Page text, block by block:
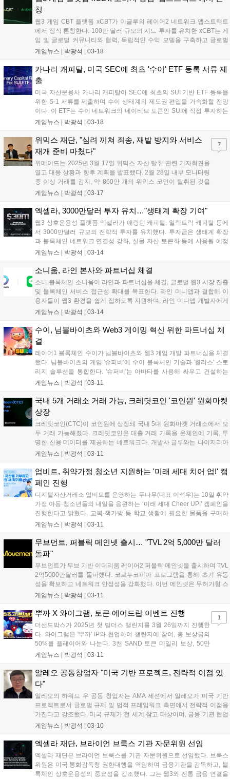
칭
웹3 게임 CBT 플랫폼 xCBT가 이글루의 레이어2 네트워크 앱스트랙트
에서 정식 론칭한다. 100만 달러 규모의 시드 투자를 유치한 xCBT는 게
임 및 글로벌 커뮤니티와 협력, 독립적인 수익 모델을 구축하고 글로벌
사전 마케팅을 강화할 계획이다. xCBT는 경쟁형 베타 테스트를 통해 개
을 제공한다....
게임뉴스 | 박광석 03-18
카나리 캐피탈, 미국 SEC에 최초 '수이' ETF 등록 서류 제
출
미국 자산운용사 카나리 캐피탈이 SEC에 최초의 SUI 기반 ETF 등록을
위한 S-1 서류를 제출하며 수이 생태계의 제도권 편입을 가속화할 전망
이다. 이 ETF는 수이 네트워크의 네이티브 토큰인 SUI에 직접 투자하는
최초의 공모형 금융상품이다. 최근 그레이스케일, 프랭클린템플턴 등 주
기관 수요가 증가하고 있다. 수이는 고속 처리, 확장성, 보안성을 강점으
로 내세우며, 최근 DEX 누적 거래량 700억 달러를 돌파했다....
게임뉴스 | 박광석 03-18
위믹스 재단, "심려 끼쳐 죄송, 재발 방지와 서비스
재개 준비 마쳤다"
위메이드는 2025년 3월 17일 위믹스 자산 탈취 관련 기자회견을
열고 대응 상황과 향후 계획을 발표했다. 2월 28일 내부 모니터링
중 이상 거래를 감지, 약 860만 개의 위믹스 코인이 탈취된 것을
확인했다. 위믹스 팀은 탈취된 자산을 재단 보유량으로 복구하고,
릿지 기능은 부분 재개되었으며, 3월 21일까지 전체 서비스 재개
를 목표로 하고 있다....
게임뉴스 | 박광석 03-17
7
엑셀라, 3000만달러 투자 유치…"생태계 확장 기여"
웹3 상호운용성 플랫폼 엑셀라가 애링턴 캐피털, 일렉트릭 캐피털 등에
서 3000만달러 규모의 전략적 투자를 유치했다. 투자금은 생태계 확장
과 블록체인 네트워크 연결성 강화, 실물 자산 토큰화 등에 사용될 예정
이다. 엑셀라는 자체 개발한 모비우스 개발 스택을 통해 블록체인 간 연
할 계획이다....
게임뉴스 | 박광석 03-14
소니움, 라인 본사와 파트너십 체결
소니 블록체인 소니움이 라인과 파트너십을 체결, 글로벌 웹3 시장 진출
및 블록체인 서비스 접근성 확대를 목표한다. 라인 미니앱과 결합해 이
용자들이 웹3 환경을 쉽게 접하도록 지원하며, 라인 미니앱 개발자에게
커뮤니티 구축, 마케팅, IP 협업 등을 지원할 예정이다. 소니움 생태계와
매치, 포켓 몹 등이 출시될 예정이다....
게임뉴스 | 박광석 03-14
수이, 님블바이츠와 Web3 게이밍 혁신 위한 파트너십 체
결
레이어1 블록체인 수이가 님블바이츠와 웹3 게임 개발 파트너십을 체결
했다. 님블바이츠의 게임 '슈퍼비'에 수이 블록체인 기술과 '월러스' 스토
리지 솔루션을 통합한다. '슈퍼비'는 아바타를 사용해 싸우고 건설하는
웹3 게임으로, 수이의 확장성과 zk로그인을 활용해 사용자 경험을 향상
한다....
게임뉴스 | 박광석 03-11
국내 5개 거래소 거래 가능, 크레딧코인 '코인원' 원화마켓
상장
크레딧코인(CTC)이 코인원에 상장돼 국내 5대 원화마켓 거래소에서 모
두 거래 가능해졌다. 크레딧코인은 대출 거래 기록을 온체인에 기록, 투
명한 신용 데이터를 제공하는 네트워크다. 개발사 글루와는 나이지리아
CBDC 사업에 참여 중이며, 스페이스코인, 수이, 월루스 등과 파트너십
신규 상장 기념 이벤트를 통해 총 2만7000 CTC를 지급한다....
게임뉴스 | 박광석 03-11
업비트, 취약가정 청소년 지원하는 '미래 세대 치어 업!' 캠
페인 진행
디지털자산거래소 업비트를 운영하는 두나무(대표 이석우)는 10일 취약
가정 아동·청소년들의 내일을 응원하는 ‘미래 세대 Cheer UP!’ 캠페인을
진행한다고 밝혔다. 교복·책가방 등 학교 생활에 필요한 물품을 구매하
지 못하고 어려움을 겪는 취약가정 아동·청소년들을 위한 디지털자산 기
오...
게임뉴스 | 박광석 03-11
무브먼트, 퍼블릭 메인넷 출시… "TVL 2억 5,000만 달러
돌파"
무브먼트가 무브 기반 이더리움 레이어2 퍼블릭 메인넷을 출시하며 TVL
2억5000만달러를 돌파했다. 코르누코피아 프로그램을 통해 초기 유동
성을 확보하고 네트워크 안정성을 강화했다. 이번 메인넷은 무허가형 스
마트 컨트랙트 배포, 사용자 온보딩, 이더리움 거래 속도 개선, 레이어제
후 일반 사용자 참여를 확대했다....
게임뉴스 | 박광석 03-11
뿌까 X 와이그램, 토큰 에어드랍 이벤트 진행
더샌드박스가 2025년 첫 빌더스 챌린지를 3월 26일까지 진행한
다. 와이그램은 '뿌까' IP와 협업하여 챌린지에 참여, 총 보상금의
50%를 플레이어와 나눈다. 3천 SAND 토큰 데일리 보상, 50만
PUCCA 토큰 플레이 인증 이벤트도 제공한다. '뿌까'와 '애코와 친
브 이벤트가 진행된다. 자세한 정보는 뿌까, 와이그램 X, 디스코드
에서 확인 가능하다....
게임뉴스 | 박광석 03-11
1
알레오 공동창업자 "미국 기반 프로젝트, 전략적 이점 있
다"
알레오의 하워드 우 공동 창업자는 AMA 세션에서 알레오가 미국 기반
프로젝트로서 글로벌 규제 및 법적 프레임워크 측면에서 전략적 이점을
가진다고 강조했다. 미국 규제가 전 세계 참고 대상이며, 금융 기관 협업
시 유리하다고 언급했다. 알레오는 미국 기반 기업으로서 정체성을 다져
출신 인사들로 구성되어 규제 준수 및 보안성을 강화하고 있다. 최근 구
글 클라우드가 알레오 밸리데이터로 참여하기로 발표했다....
게임뉴스 | 박광석 03-10
엑셀라 재단, 브라이언 브룩스 기관 자문위원 선임
엑셀라 재단은 브라이언 브룩스를 기관 자문위원으로 선임했다. 브룩스
위원은 미국 통화감독청 권한대행을 역임하며 금융기관을 감독하고, 블
록체인 상호운용성의 중요성을 강조했다. 그는 웹3와 전통 금융 연결을